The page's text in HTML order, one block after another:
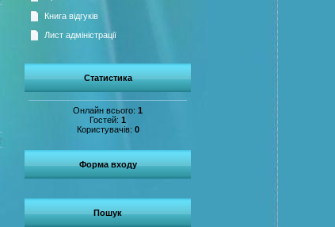
Книга відгуків
Лист адміністрації
Статистика
Онлайн всього: 1
Гостей: 1
Користувачів: 0
Форма входу
Пошук